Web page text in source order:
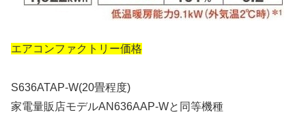
エアコンファクトリー価格
S636ATAP-W(20畳程度)
家電量販店モデルAN636AAP-Wと同等機種